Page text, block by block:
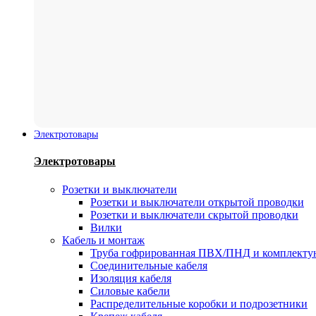
Электротовары
Электротовары
Розетки и выключатели
Розетки и выключатели открытой проводки
Розетки и выключатели скрытой проводки
Вилки
Кабель и монтаж
Труба гофрированная ПВХ/ПНД и
Соединительные кабеля
Изоляция кабеля
Силовые кабели
Распределительные коробки и подрозетники